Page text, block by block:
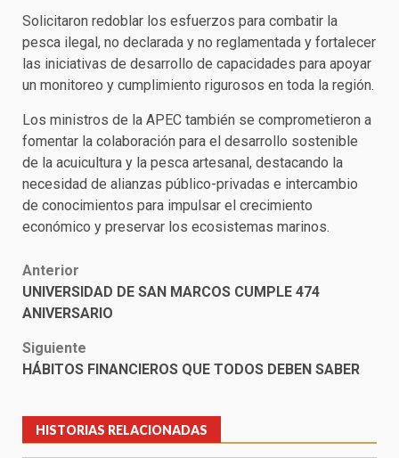
Solicitaron redoblar los esfuerzos para combatir la
pesca ilegal, no declarada y no reglamentada y fortalecer
las iniciativas de desarrollo de capacidades para apoyar
un monitoreo y cumplimiento rigurosos en toda la región.
Los ministros de la APEC también se comprometieron a
fomentar la colaboración para el desarrollo sostenible
de la acuicultura y la pesca artesanal, destacando la
necesidad de alianzas público-privadas e intercambio
de conocimientos para impulsar el crecimiento
económico y preservar los ecosistemas marinos.
Post
navigation
Anterior
UNIVERSIDAD DE SAN MARCOS CUMPLE 474
ANIVERSARIO
Siguiente
HÁBITOS FINANCIEROS QUE TODOS DEBEN SABER
HISTORIAS RELACIONADAS